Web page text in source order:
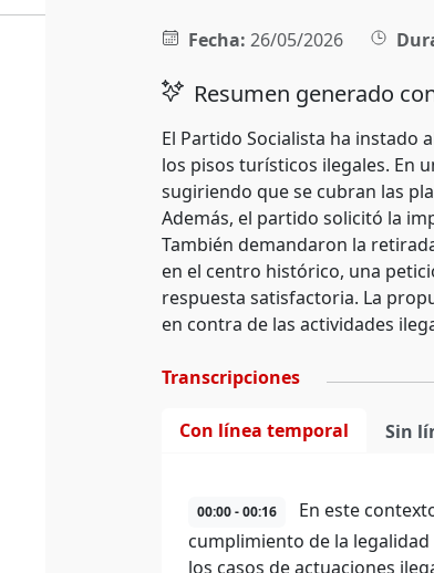
Fecha: 26/05/2026
Resumen generado
El Partido Socialista ha instado
los pisos turísticos ilegales. En
sugiriendo que se cubran las
Además, el partido solicitó la
También demandaron la
en el centro histórico, una
respuesta satisfactoria. La
en contra de las actividades
Transcripciones
Con línea temporal Sin
00:00 - 00:16
En este
cumplimiento de la
los casos de actuaciones